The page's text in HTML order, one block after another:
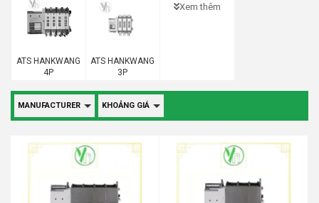
ATS HANKWANG
4P
ATS HANKWANG
3P
Xem thêm
MANUFACTURER KHOẢNG GIÁ